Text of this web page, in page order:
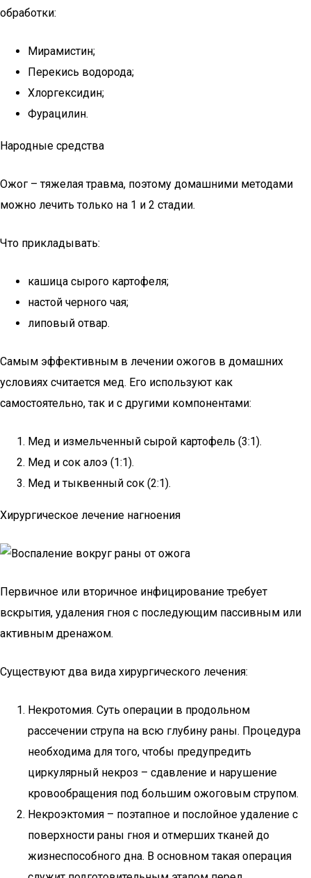
обработки:
Мирамистин;
Перекись водорода;
Хлоргексидин;
Фурацилин.
Народные средства
Ожог – тяжелая травма, поэтому домашними методами
можно лечить только на 1 и 2 стадии.
Что прикладывать:
кашица сырого картофеля;
настой черного чая;
липовый отвар.
Самым эффективным в лечении ожогов в домашних
условиях считается мед. Его используют как
самостоятельно, так и с другими компонентами:
Мед и измельченный сырой картофель (3:1).
Мед и сок алоэ (1:1).
Мед и тыквенный сок (2:1).
Хирургическое лечение нагноения
Первичное или вторичное инфицирование требует
вскрытия, удаления гноя с последующим пассивным или
активным дренажом.
Существуют два вида хирургического лечения:
Некротомия. Суть операции в продольном
рассечении струпа на всю глубину раны. Процедура
необходима для того, чтобы предупредить
циркулярный некроз – сдавление и нарушение
кровообращения под большим ожоговым струпом.
Некроэктомия – поэтапное и послойное удаление с
поверхности раны гноя и отмерших тканей до
жизнеспособного дна. В основном такая операция